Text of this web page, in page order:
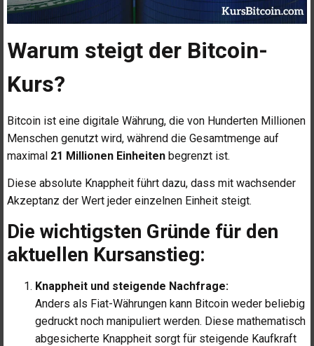
Warum steigt der Bitcoin-
Kurs?
Bitcoin ist eine digitale Währung, die von Hunderten Millionen
Menschen genutzt wird, während die Gesamtmenge auf
maximal 21 Millionen Einheiten begrenzt ist.
Diese absolute Knappheit führt dazu, dass mit wachsender
Akzeptanz der Wert jeder einzelnen Einheit steigt.
Die wichtigsten Gründe für den
aktuellen Kursanstieg:
Knappheit und steigende Nachfrage:
Anders als Fiat-Währungen kann Bitcoin weder beliebig
gedruckt noch manipuliert werden. Diese mathematisch
abgesicherte Knappheit sorgt für steigende Kaufkraft